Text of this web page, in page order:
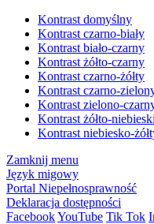
Kontrast domyślny
Kontrast czarno-biały
Kontrast biało-czarny
Kontrast żółto-czarny
Kontrast czarno-żółty
Kontrast czarno-
Kontrast zielono-
Kontrast żółto-niebieski
Kontrast niebiesko-
Zamknij menu
Język migowy
Portal Niepełnosprawność
Deklaracja dostępności
FacebookYouTube Tik Tok